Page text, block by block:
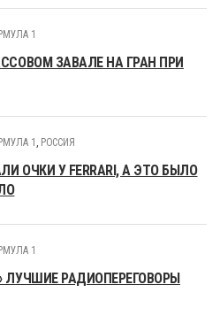
1
ЗАВАЛЕ НА ГРАН ПРИ
1 , РОССИЯ
ОЧКИ У FERRARI, А ЭТО БЫЛО
1
ЛУЧШИЕ РАДИОПЕРЕГОВОРЫ